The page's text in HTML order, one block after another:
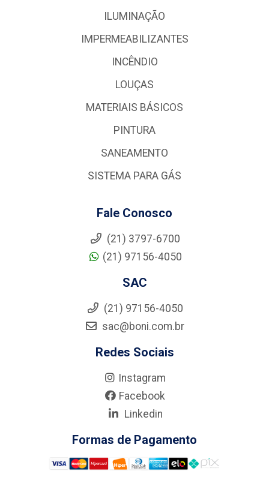
ILUMINAÇÃO
IMPERMEABILIZANTES
INCÊNDIO
LOUÇAS
MATERIAIS BÁSICOS
PINTURA
SANEAMENTO
SISTEMA PARA GÁS
Fale Conosco
(21) 3797-6700
(21) 97156-4050
SAC
(21) 97156-4050
sac@boni.com.br
Redes Sociais
Instagram
Facebook
Linkedin
Formas de Pagamento